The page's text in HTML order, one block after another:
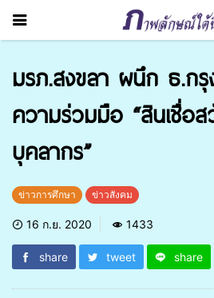
มรภ.สงขลา ผนึก ธ.กรุ
ความร่วมมือ “สินเชื่อ
บุคลากร”
ข่าวการศึกษา ข่าวสังคม
16 ก.ย. 2020 1433
share tweet share